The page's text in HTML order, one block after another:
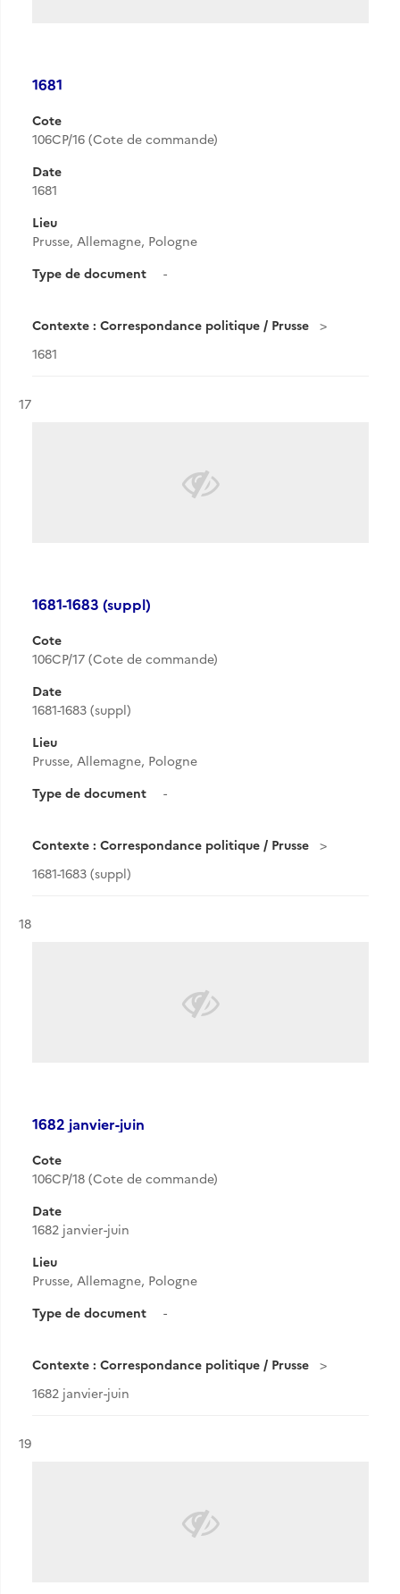
1681
Cote
106CP/16 (Cote de commande)
Date
1681
Lieu
Prusse, Allemagne, Pologne
Type de document
-
Contexte : Correspondance politique / Prusse
1681
Résultat n°
17
1681-1683 (suppl)
Cote
106CP/17 (Cote de commande)
Date
1681-1683 (suppl)
Lieu
Prusse, Allemagne, Pologne
Type de document
-
Contexte : Correspondance politique / Prusse
1681-1683 (suppl)
Résultat n°
18
1682 janvier-juin
Cote
106CP/18 (Cote de commande)
Date
1682 janvier-juin
Lieu
Prusse, Allemagne, Pologne
Type de document
-
Contexte : Correspondance politique / Prusse
1682 janvier-juin
Résultat n°
19